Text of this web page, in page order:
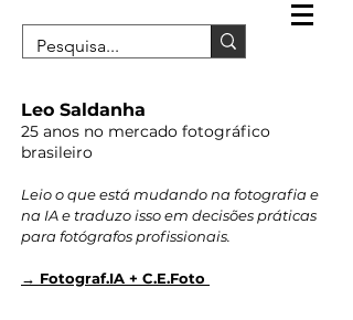
Leo Saldanha
25 anos no mercado fotográfico
brasileiro
Leio o que está mudando na fotografia e
na IA e traduzo isso em decisões práticas
para fotógrafos profissionais.
→ Fotograf.IA + C.E.Foto